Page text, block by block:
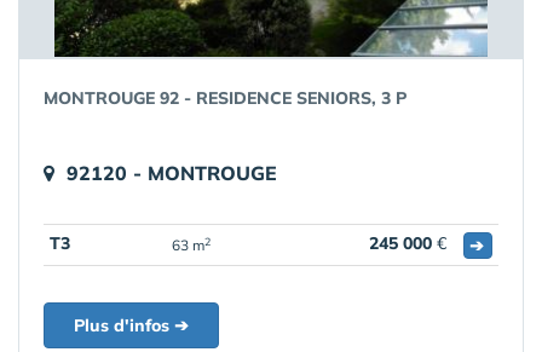
MONTROUGE 92 - RESIDENCE SENIORS, 3 P
92120 - MONTROUGE
T3 63 m2 245 000 € ➔
Plus d'infos ➔